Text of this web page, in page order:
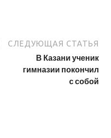
СЛЕДУЮЩАЯ СТАТЬЯ
В Казани ученик
гимназии покончил
с собой